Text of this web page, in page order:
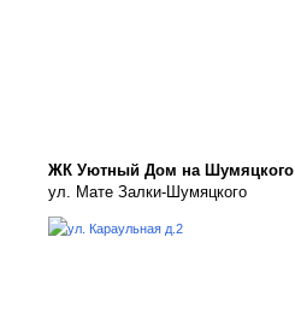
ЖК Уютный Дом на Шумяцкого
ул. Мате Залки-Шумяцкого